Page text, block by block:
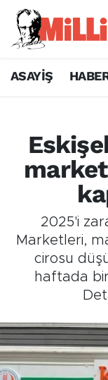
ASAYİŞ
2025'i
Marketleri,
cirosu
haftada